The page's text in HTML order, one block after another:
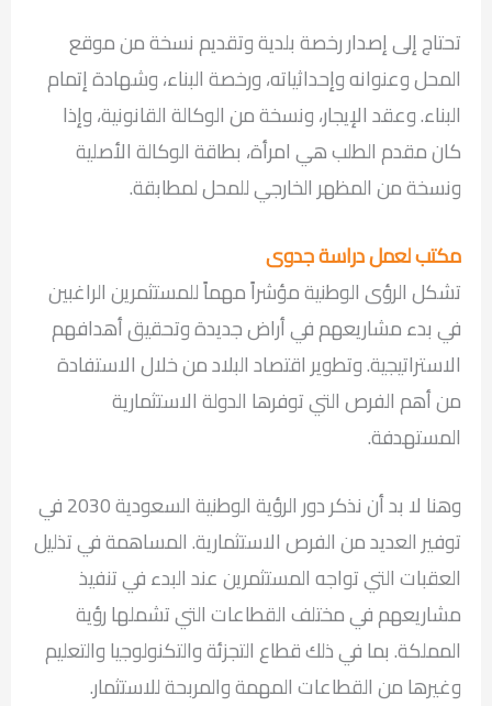
تحتاج إلى إصدار رخصة بلدية وتقديم نسخة من موقع
المحل وعنوانه وإحداثياته​، ورخصة البناء، وشهادة إتمام
البناء. وعقد الإيجار، ونسخة من الوكالة القانونية، وإذا
كان مقدم الطلب هي امرأة، بطاقة الوكالة الأصلية
ونسخة من المظهر الخارجي للمحل لمطابقة.
مكتب لعمل دراسة جدوى
تشكل الرؤى الوطنية مؤشراً مهماً للمستثمرين الراغبين
في بدء مشاريعهم في أراض جديدة وتحقيق أهدافهم
الاستراتيجية. وتطوير اقتصاد البلاد من خلال الاستفادة
من أهم الفرص التي توفرها الدولة الاستثمارية
المستهدفة.
وهنا لا بد أن نذكر دور الرؤية الوطنية السعودية 2030 في
توفير العديد من الفرص الاستثمارية. المساهمة في تذليل
العقبات التي تواجه المستثمرين عند البدء في تنفيذ
مشاريعهم في مختلف القطاعات التي تشملها رؤية
المملكة. بما في ذلك قطاع التجزئة والتكنولوجيا والتعليم
وغيرها من القطاعات المهمة والمربحة للاستثمار.